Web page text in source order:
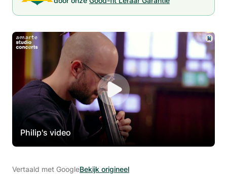
Philip's video
Vertaald met GoogleBekijk origineel